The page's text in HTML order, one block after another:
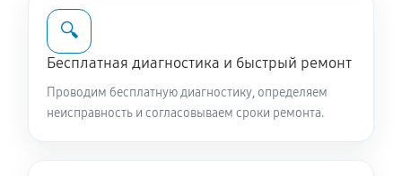
🔍
Бесплатная диагностика и быстрый ремонт
Проводим бесплатную диагностику, определяем
неисправность и согласовываем сроки ремонта.